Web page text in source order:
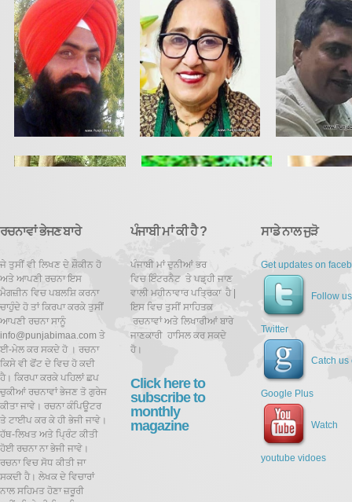
ਰਚਨਾਵਾਂ ਭੇਜਣ ਬਾਰੇ
ਜੇ ਤੁਸੀਂ ਵੀ ਲਿਖਣ ਦੇ ਸ਼ੌਕੀਨ ਹੋ
ਅਤੇ ਆਪਣੀ ਰਚਨਾ ਇਸ
ਮੈਗਜ਼ੀਨ ਵਿਚ ਪਬਲਸ਼ਿ ਕਰਨਾ
ਚਾਹੁੰਦੇ ਹੋ ਤਾਂ ਕਿਰਪਾ ਕਰਕੇ ਤੁਸੀਂ
ਆਪਣੀ ਰਚਨਾ ਸਾਨੂੰ
info@punjabimaa.com ਤੇ
ਈ-ਮੇਲ ਕਰ ਸਕਦੇ ਹੋ । ਰਚਨਾ
ਕਿਸੇ ਵੀ ਫੋਂਟ ਦੇ ਵਿਚ ਹੋ ਕਦੀ
ਹੈ। ਕਿਰਪਾ ਕਰਕੇ ਪਹਿਲਾਂ ਛਪ
ਚੁਕੀਆਂ ਰਚਨਾਵਾਂ ਭੇਜਣ ਤੋ ਗੁਰੇਜ
ਕੀਤਾ ਜਾਵੇ। ਰਚਨਾ ਕੰਪਿਊਟਰ
ਤੇ ਟਾਈਪ ਕਰ ਕੇ ਹੀ ਭੇਜੀ ਜਾਵੇ।
ਹੱਥ-ਲਿਖਤ ਅਤੇ ਪ੍ਰਿੰਟ ਕੀਤੀ
ਹੋਈ ਰਚਨਾ ਨਾ ਭੇਜੀ ਜਾਵੇ।
ਰਚਨਾ ਵਿਚ ਸੋਧ ਕੀਤੀ ਜਾ
ਸਕਦੀ ਹੈ। ਲੇਖਕ ਦੇ ਵਿਚਾਰਾਂ
ਨਾਲ ਸਹਿਮਤ ਹੋਣਾ ਜ਼ਰੂਰੀ
ਪੰਜਾਬੀ ਮਾਂ ਕੀ ਹੈ ?
ਪੰਜਾਬੀ ਮਾਂ ਦੁਨੀਆਂ ਭਰ
ਵਿਚ ਇੰਟਰਨੈਟ ਤੇ ਪਡ਼੍ਹੀ ਜਾਣ
ਵਾਲੀ ਮਹੀਨਾਵਾਰ ਪਤ੍ਰਿਕਾ ਹੈ |
ਇਸ ਵਿਚ ਤੁਸੀਂ ਸਾਹਿਤਕ
ਰਚਨਾਵਾਂ ਅਤੇ ਲਿਖਾਰੀਆਂ ਬਾਰੇ
ਜਾਣਕਾਰੀ ਹਾਸਿਲ ਕਰ ਸਕਦੇ
ਹੋ।
Click here to
subscribe to
monthly
magazine
ਸਾਡੇ ਨਾਲ ਜੁੜੋ
Get updates on
Follow
Twitter
Catch us
Google Plus
Watch
youtube vidoes